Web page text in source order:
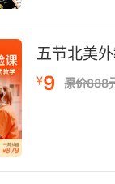
最适合其思维
前沿，我们更
的语言素材库
阶思维、培育
实践表明，
，当历史回响
五节北美
¥9 原价888